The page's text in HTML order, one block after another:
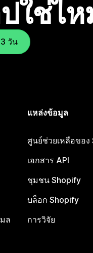
ใช่ไห
วัน
ล
แหล่งข้อมูล
ศูนย์ช่วยเหลือของ
เอกสาร API
ชุมชน Shopify
บล็อก Shopify
การวิจัย